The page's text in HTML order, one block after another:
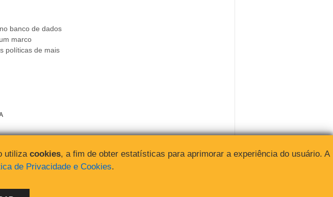
banco de dados
marco
políticas de mais
utiliza cookies, a fim de obter estatísticas para aprimorar a experiência do usuário. A
de Privacidade e Cookies.